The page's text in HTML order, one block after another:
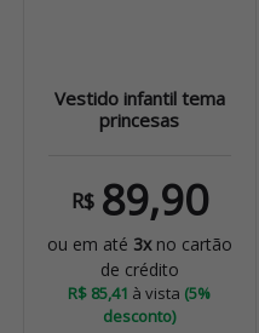
Vestido infantil tema
princesas
R$ 89,90
ou em até 3xno cartão
de crédito
R$ 85,41 à vista (5%
desconto)